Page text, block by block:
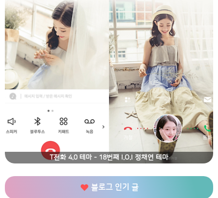
T전화 4.0 테마 - 18번째 I.O.I 정채연 테마
블로그 인기 글